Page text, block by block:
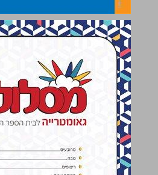
תוכן העניינים ... 1